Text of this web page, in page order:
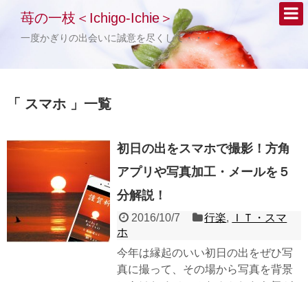
苺の一枝＜Ichigo-Ichie＞
一度かぎりの出会いに誠意を尽くして・・・
「 スマホ 」一覧
初日の出をスマホで撮影！方角
アプリや写真加工・メールを５
分解説！
2016/10/7 行楽,
ＩＴ・スマ
ホ
今年は縁起のいい初日の出をぜひ写
真に撮って、その場から写真を背景